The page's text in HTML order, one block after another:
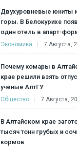
Двухуровневые юниты
горы. В Белокурихе
один отель в апарт-
Экономика 7 Августа,
Почему комары в
крае решили взять
ученые АлтГУ
Общество 7 Августа,
В Алтайском крае
тысяч тонн грубых и
кормов